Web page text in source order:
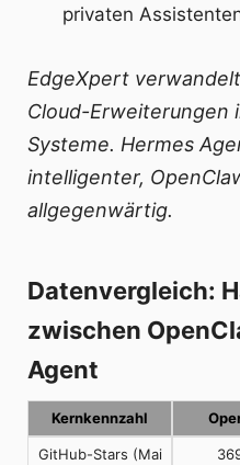
privaten
EdgeXpert
Cloud-Erweiterungen
Systeme. Hermes
intelligenter,
allgegenwärtig.
Datenvergleich:
zwischen
Agent
Kernkennzahl
GitHub-Stars (Mai